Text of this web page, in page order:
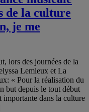
de la culture
je me
lors des journées de la
Lemieux et La
« Pour la réalisation du
but depuis le tout début
importante dans la culture